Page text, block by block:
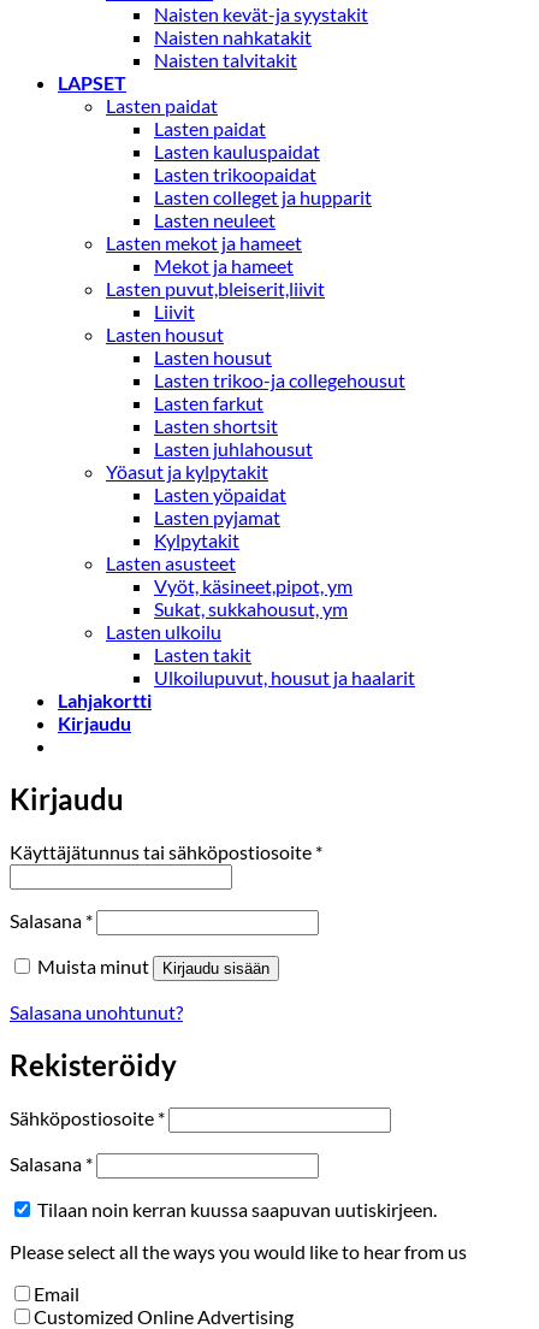
Naisten kevät-ja syystakit
Naisten nahkatakit
Naisten talvitakit
LAPSET
Lasten paidat
Lasten paidat
Lasten kauluspaidat
Lasten trikoopaidat
Lasten colleget ja hupparit
Lasten neuleet
Lasten mekot ja hameet
Mekot ja hameet
Lasten puvut,bleiserit,liivit
Liivit
Lasten housut
Lasten housut
Lasten trikoo-ja collegehousut
Lasten farkut
Lasten shortsit
Lasten juhlahousut
Yöasut ja kylpytakit
Lasten yöpaidat
Lasten pyjamat
Kylpytakit
Lasten asusteet
Vyöt, käsineet,pipot, ym
Sukat, sukkahousut, ym
Lasten ulkoilu
Lasten takit
Ulkoilupuvut, housut ja haalarit
Lahjakortti
Kirjaudu
Kirjaudu
Käyttäjätunnus tai sähköpostiosoite *Vaaditaan
Salasana *Vaaditaan
Muista minut Kirjaudu sisään
Salasana unohtunut?
Rekisteröidy
Sähköpostiosoite *Vaaditaan
Salasana *Vaaditaan
Tilaan noin kerran kuussa saapuvan uutiskirjeen.
Please select all the ways you would like to hear from us
Email
Customized Online Advertising